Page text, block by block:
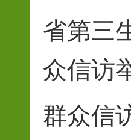
省第三
众信访
群众信